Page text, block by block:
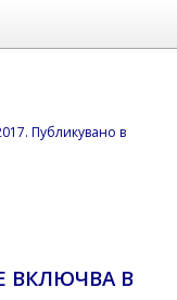
. Публикувано в
ВКЛЮЧВА В